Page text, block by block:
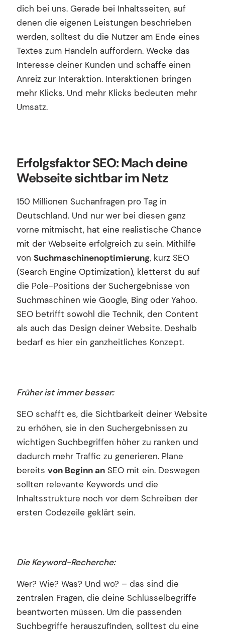
dich bei uns. Gerade bei Inhaltsseiten, auf
denen die eigenen Leistungen beschrieben
werden, solltest du die Nutzer am Ende eines
Textes zum Handeln auffordern. Wecke das
Interesse deiner Kunden und schaffe einen
Anreiz zur Interaktion. Interaktionen bringen
mehr Klicks. Und mehr Klicks bedeuten mehr
Umsatz.
Erfolgsfaktor SEO: Mach deine
Webseite sichtbar im Netz
150 Millionen Suchanfragen pro Tag in
Deutschland. Und nur wer bei diesen ganz
vorne mitmischt, hat eine realistische Chance
mit der Webseite erfolgreich zu sein. Mithilfe
von Suchmaschinenoptimierung, kurz SEO
(Search Engine Optimization), kletterst du auf
die Pole-Positions der Suchergebnisse von
Suchmaschinen wie Google, Bing oder Yahoo.
SEO betrifft sowohl die Technik, den Content
als auch das Design deiner Website. Deshalb
bedarf es hier ein ganzheitliches Konzept.
Früher ist immer besser:
SEO schafft es, die Sichtbarkeit deiner Website
zu erhöhen, sie in den Suchergebnissen zu
wichtigen Suchbegriffen höher zu ranken und
dadurch mehr Traffic zu generieren. Plane
bereits von Beginn an SEO mit ein. Deswegen
sollten relevante Keywords und die
Inhaltsstrukture noch vor dem Schreiben der
ersten Codezeile geklärt sein.
Die Keyword-Recherche:
Wer? Wie? Was? Und wo? – das sind die
zentralen Fragen, die deine Schlüsselbegriffe
beantworten müssen. Um die passenden
Suchbegriffe herauszufinden, solltest du eine